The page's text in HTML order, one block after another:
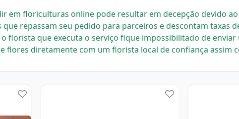
em floriculturas online pode resultar em decepção devido
repassam seu pedido para parceiros e descontam taxas
florista que executa o serviço fique impossibilitado de
flores diretamente com um florista local de confiança assim